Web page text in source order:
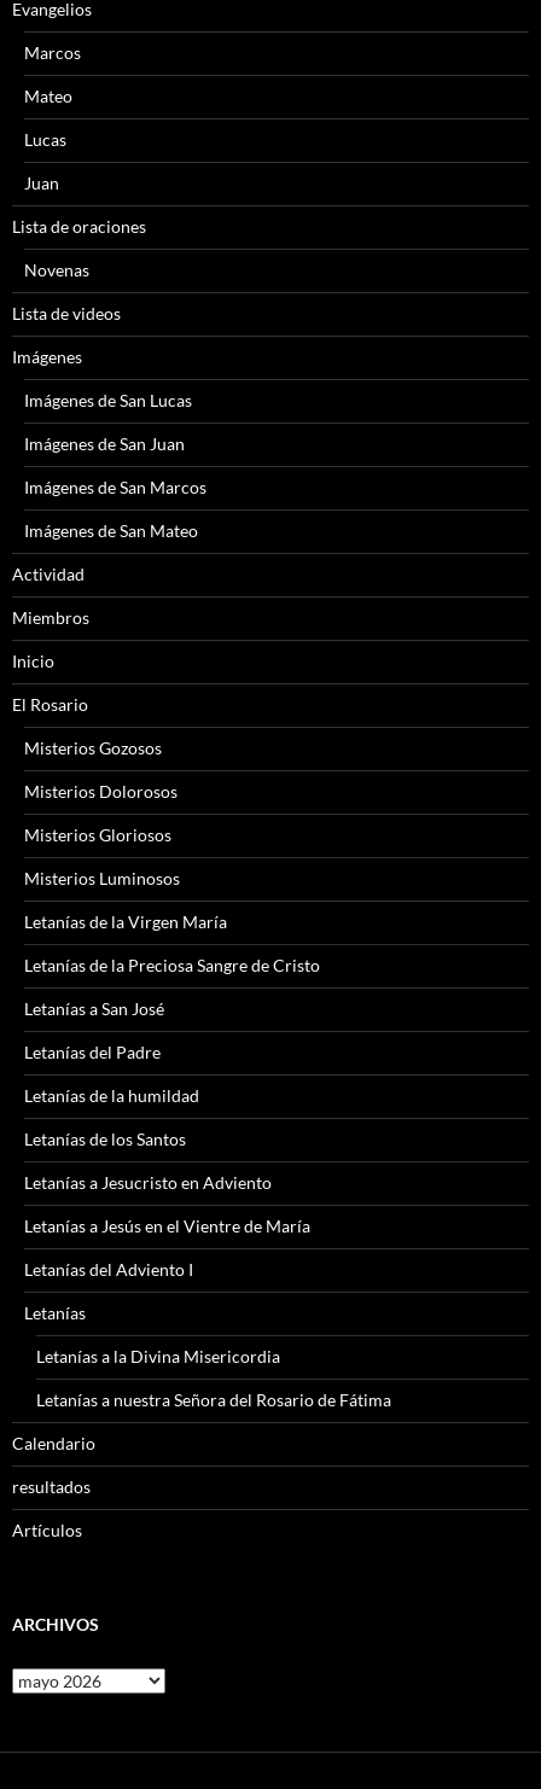
Evangelios
Marcos
Mateo
Lucas
Juan
Lista de oraciones
Novenas
Lista de videos
Imágenes
Imágenes de San Lucas
Imágenes de San Juan
Imágenes de San Marcos
Imágenes de San Mateo
Actividad
Miembros
Inicio
El Rosario
Misterios Gozosos
Misterios Dolorosos
Misterios Gloriosos
Misterios Luminosos
Letanías de la Virgen María
Letanías de la Preciosa Sangre de Cristo
Letanías a San José
Letanías del Padre
Letanías de la humildad
Letanías de los Santos
Letanías a Jesucristo en Adviento
Letanías a Jesús en el Vientre de María
Letanías del Adviento I
Letanías
Letanías a la Divina Misericordia
Letanías a nuestra Señora del Rosario de Fátima
Calendario
resultados
Artículos
ARCHIVOS
Archivos